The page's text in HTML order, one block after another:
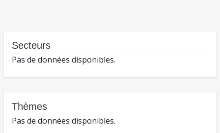
Secteurs
Pas de données disponibles.
Thèmes
Pas de données disponibles.